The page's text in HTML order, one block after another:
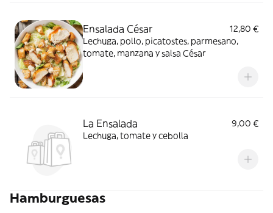
Ensalada César
12,80 €
Lechuga, pollo, picatostes, parmesano,
tomate, manzana y salsa César
La Ensalada
9,00 €
Lechuga, tomate y cebolla
Hamburguesas